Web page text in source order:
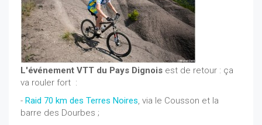
L'événement VTT du Pays Dignois est de retour : ça
va rouler fort :
- Raid 70 km des Terres Noires, via le Cousson et la
barre des Dourbes ;